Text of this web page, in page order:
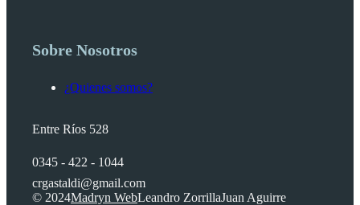
Sobre Nosotros
¿Quienes somos?
Entre Ríos 528
0345 - 422 - 1044
crgastaldi@gmail.com
© 2024Madryn WebLeandro ZorrillaJuan Aguirre